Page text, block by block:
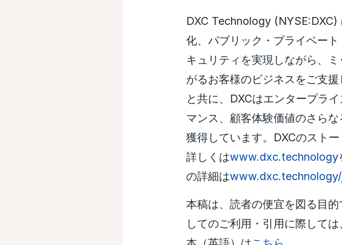
DXC Technology
化、パブリック・プライベー
キュリティを実現しながら、
がるお客様のビジネスをご支
と共に、DXCはエンタープラ
マンス、顧客体験価値のさら
獲得しています。DXCのスト
詳しくはwww.dxc.technology
の詳細は
本稿は、読者の便宜を図る目
してのご利用・引用に際して